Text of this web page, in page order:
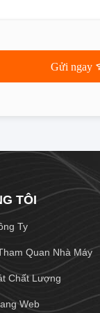
Gửi ngay
TÔI
Ty
Quan Nhà Máy
Chất Lượng
Web